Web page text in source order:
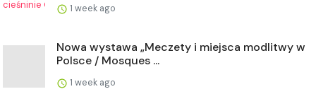
1 week ago
Nowa wystawa „Meczety i miejsca modlitwy w
Polsce / Mosques ...
1 week ago